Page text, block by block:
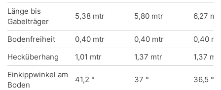
Länge bis
Gabelträger
5,38 mtr 5,80 mtr 6,27
Bodenfreiheit 0,40 mtr 0,40 mtr
0,40
Hecküberhang
1,01 mtr 1,37 mtr
1,37 mtr
Einkippwinkel am
Boden
41,2 ° 37 ° 36,5 °